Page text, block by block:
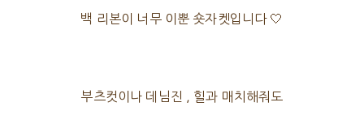
백 리본이 너무 이뿐 숏자켓입니다 🤍
부츠컷이나 데님진 , 힐과 매치해줘도